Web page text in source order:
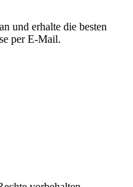
und erhalte die besten
per E-Mail.